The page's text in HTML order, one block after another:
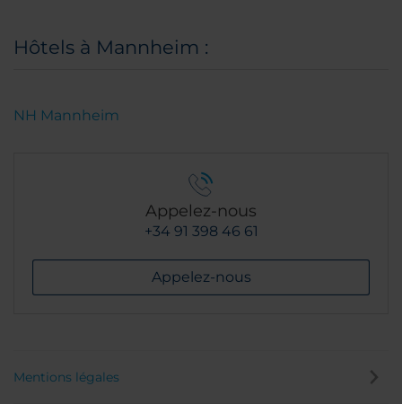
Hôtels à Mannheim :
NH Mannheim
Appelez-nous
+34 91 398 46 61
Appelez-nous
Mentions légales